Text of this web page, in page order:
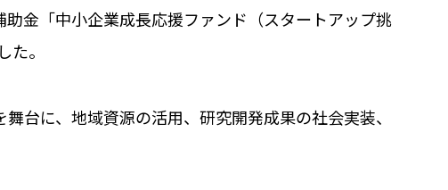
金「中小企業成長応援ファンド（スタートアップ挑
。
台に、地域資源の活用、研究開発成果の社会実装、